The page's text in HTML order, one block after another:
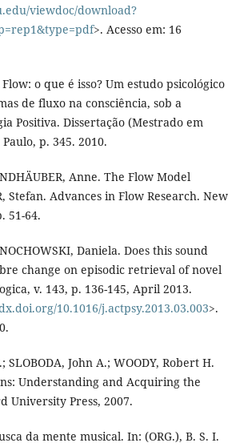
viewdoc/download?
>. Acesso em: 16
o que é isso? Um estudo psicológico
de fluxo na consciência, sob a
Positiva. Dissertação (Mestrado em
Paulo, p. 345. 2010.
Anne. The Flow Model
Stefan. Advances in Flow Research. New
51-64.
Daniela. Does this sound
change on episodic retrieval of novel
v. 143, p. 136-145, April 2013.
10.1016/j.actpsy.2013.03.003>.
John A.; WOODY, Robert H.
Understanding and Acquiring the
University Press, 2007.
da mente musical. In: (ORG.), B. S. I.